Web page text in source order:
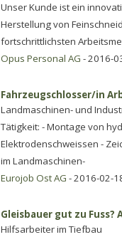
Unser Kunde ist ein
Herstellung von
fortschrittlichsten
Opus Personal AG - 2016-
Fahrzeugschlosser/in
Landmaschinen- und
Tätigkeit: - Montage von
Elektrodenschweissen -
im Landmaschinen-
Eurojob Ost AG - 2016-02-
Gleisbauer gut zu Fuss?
Hilfsarbeiter im Tiefbau